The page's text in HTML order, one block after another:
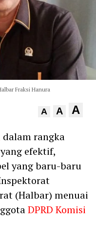
Fraksi Hanura
A A A
dalam rangka
efektif,
yang baru-baru
(Halbar) menuai
DPRD Komisi